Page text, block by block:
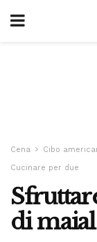
Cena Cibo
Cucinare per due
di